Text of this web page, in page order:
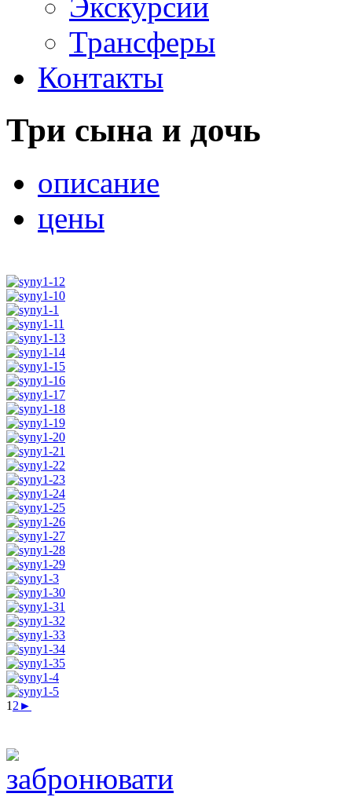
Трансферы
Контакты
Три сына и дочь
описание
цены
1 2 ►